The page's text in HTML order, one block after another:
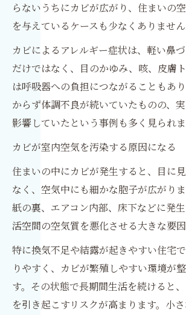
らないうちにカビが広がり、住まいの
を与えているケースも少なくありません
カビによるアレルギー症状は、軽い鼻
だけではなく、目のかゆみ、咳、皮膚
は呼吸器への負担につながることもあ
からず体調不良が続いていたものの、
影響していたという事例も多く見られま
カビが室内空気を汚染する原因になる
住まいの中にカビが発生すると、目に
なく、空気中にも細かな胞子が広がり
紙の裏、エアコン内部、床下などに発
活空間の空気質を悪化させる大きな要因
特に換気不足や結露が起きやすい住宅
りやすく、カビが繁殖しやすい環境が
す。その状態で長期間生活を続けると
を引き起こすリスクが高まります。小